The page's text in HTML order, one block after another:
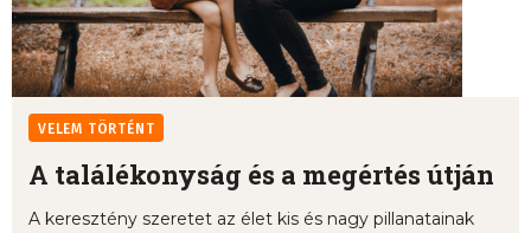
VELEM TÖRTÉNT
A találékonyság és a megértés útján
A keresztény szeretet az élet kis és nagy pillanatainak